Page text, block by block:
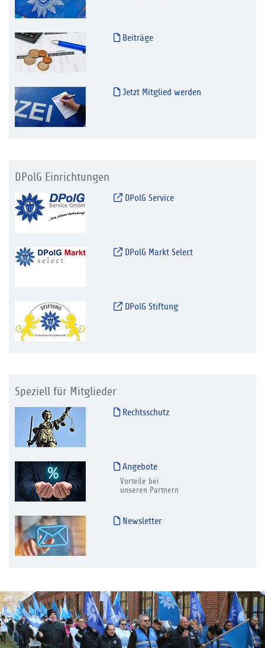
Beiträge
Jetzt Mitglied werden
DPolG Einrichtungen
DPolG Service
DPolG Markt Select
DPolG Stiftung
Speziell für Mitglieder
Rechtsschutz
Angebote
Vorteile bei
unseren Partnern
Newsletter